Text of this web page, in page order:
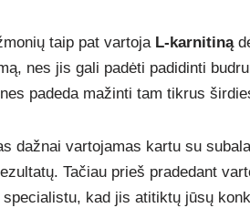
taip pat vartoja L-karnitiną
nes jis gali padėti padidinti
padeda mažinti tam tikrus
dažnai vartojamas kartu su
Tačiau prieš pradedant
specialistu, kad jis atitiktų jūsų